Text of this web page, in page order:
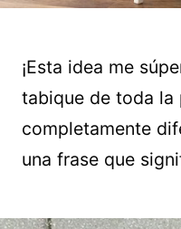
¡Esta idea me
tabique de toda la
completamente
una frase que